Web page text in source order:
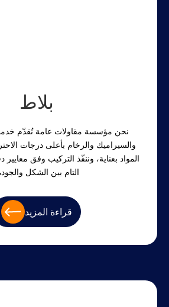
بلاط
نحن مؤسسة مقاولات عامة نُقدّم
والسيراميك والرخام بأعلى درجات
المواد بعناية، وننفّذ التركيب وفق
التام بين الشكل
قراءة المزيد